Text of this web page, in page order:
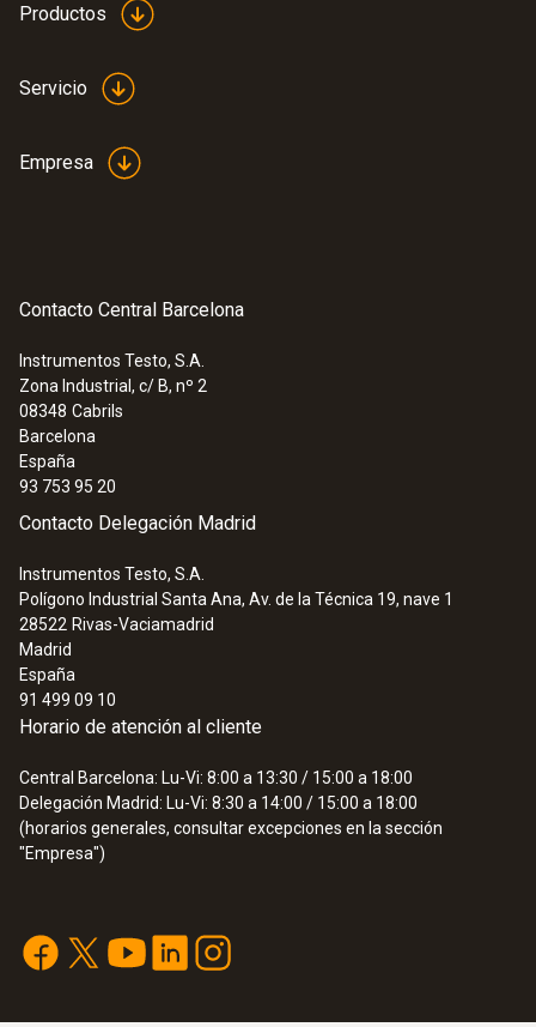
Productos
Servicio
Empresa
Contacto Central Barcelona
Instrumentos Testo, S.A.
Zona Industrial, c/ B, nº 2
08348 Cabrils
Barcelona
España
93 753 95 20
Contacto Delegación Madrid
Instrumentos Testo, S.A.
Polígono Industrial Santa Ana, Av. de la Técnica 19, nave 1
28522 Rivas-Vaciamadrid
Madrid
España
91 499 09 10
Horario de atención al cliente
Central Barcelona: Lu-Vi: 8:00 a 13:30 / 15:00 a 18:00
Delegación Madrid: Lu-Vi: 8:30 a 14:00 / 15:00 a 18:00
(horarios generales, consultar excepciones en la sección
"Empresa")